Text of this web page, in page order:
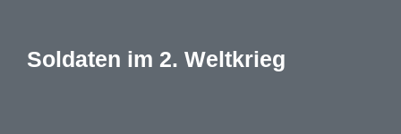
Soldaten im 2. Weltkrieg